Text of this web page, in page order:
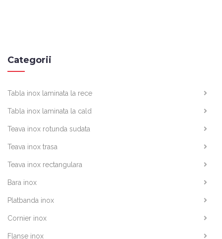
Categorii
Tabla inox laminata la rece
Tabla inox laminata la cald
Teava inox rotunda sudata
Teava inox trasa
Teava inox rectangulara
Bara inox
Platbanda inox
Cornier inox
Flanse inox